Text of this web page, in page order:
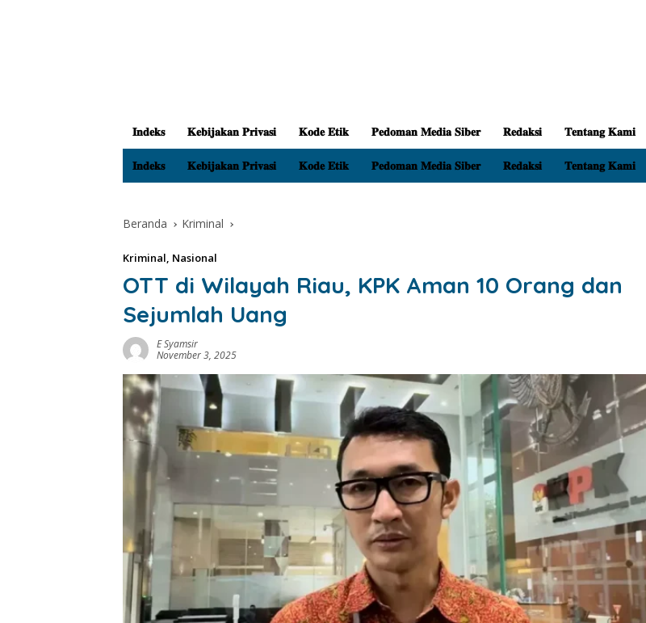
𝐈𝐧𝐝𝐞𝐤𝐬 𝐊𝐞𝐛𝐢𝐣𝐚𝐤𝐚𝐧 𝐏𝐫𝐢𝐯𝐚𝐬𝐢 𝐊𝐨𝐝𝐞 𝐄𝐭𝐢𝐤 𝐏𝐞𝐝𝐨𝐦𝐚𝐧 𝐌𝐞𝐝𝐢𝐚 𝐒𝐢𝐛𝐞𝐫 𝐑𝐞𝐝𝐚𝐤𝐬𝐢 𝐓𝐞𝐧𝐭𝐚𝐧𝐠 𝐊𝐚𝐦𝐢
𝐈𝐧𝐝𝐞𝐤𝐬 𝐊𝐞𝐛𝐢𝐣𝐚𝐤𝐚𝐧 𝐏𝐫𝐢𝐯𝐚𝐬𝐢 𝐊𝐨𝐝𝐞 𝐄𝐭𝐢𝐤 𝐏𝐞𝐝𝐨𝐦𝐚𝐧 𝐌𝐞𝐝𝐢𝐚 𝐒𝐢𝐛𝐞𝐫 𝐑𝐞𝐝𝐚𝐤𝐬𝐢 𝐓𝐞𝐧𝐭𝐚𝐧𝐠 𝐊𝐚𝐦𝐢
Beranda Kriminal
Kriminal, Nasional
OTT di Wilayah Riau, KPK Aman 10 Orang dan
Sejumlah Uang
E Syamsir
November 3, 2025